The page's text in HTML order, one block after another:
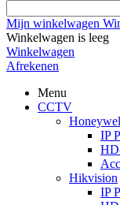
Mijn winkelwagen
Winkelwagen is leeg
Winkelwagen
Afrekenen
Menu
CCTV
IP
Hikvision
IP